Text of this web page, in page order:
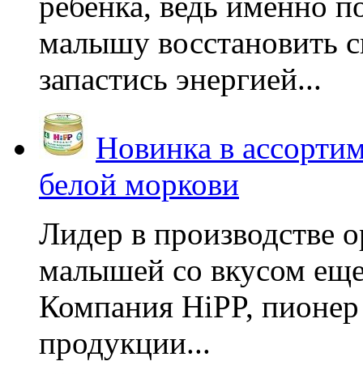
малышу восстановить
запастись энергией...
Новинка в
белой моркови
Лидер в производстве
малышей со вкусом
Компания HiPP, пионер
продукции...